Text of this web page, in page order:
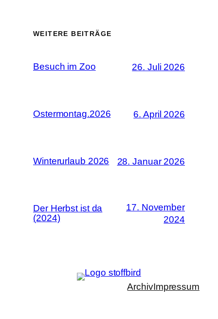
WEITERE BEITRÄGE
Besuch im Zoo 26. Juli 2026
Ostermontag.2026 6. April 2026
Winterurlaub 2026 28. Januar 2026
Der Herbst ist da
(2024)
17. November
2024
ArchivImpressum